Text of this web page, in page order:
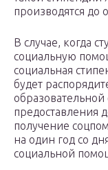
производятся до
В случае, когда
социальную
социальная
будет
предоставления
получение
на один год со
социальной